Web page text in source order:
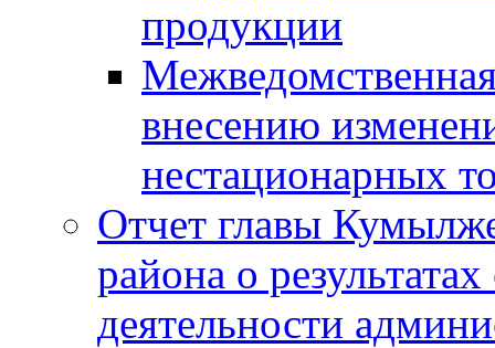
продукции
внесению
нестационарных
Отчет главы
района о
деятельности